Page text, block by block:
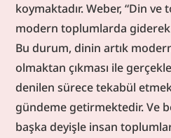
koymaktadır. Weber, “Din
modern toplumlarda giderek
Bu durum, dinin artık
olmaktan çıkması ile
denilen sürece tekabül
gündeme getirmektedir. Ve
başka deyişle insan